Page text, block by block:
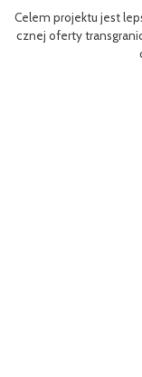
Efektem
m rowerów
aangażowanie